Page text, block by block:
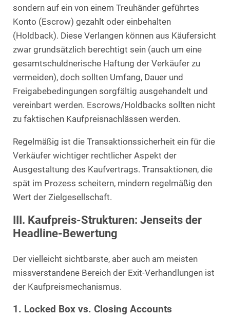
sondern auf ein von einem Treuhänder geführtes
Konto (Escrow) gezahlt oder einbehalten
(Holdback). Diese Verlangen können aus Käufersicht
zwar grundsätzlich berechtigt sein (auch um eine
gesamtschuldnerische Haftung der Verkäufer zu
vermeiden), doch sollten Umfang, Dauer und
Freigabebedingungen sorgfältig ausgehandelt und
vereinbart werden. Escrows/Holdbacks sollten nicht
zu faktischen Kaufpreisnachlässen werden.
Regelmäßig ist die Transaktionssicherheit ein für die
Verkäufer wichtiger rechtlicher Aspekt der
Ausgestaltung des Kaufvertrags. Transaktionen, die
spät im Prozess scheitern, mindern regelmäßig den
Wert der Zielgesellschaft.
III. Kaufpreis-Strukturen: Jenseits der
Headline-Bewertung
Der vielleicht sichtbarste, aber auch am meisten
missverstandene Bereich der Exit-Verhandlungen ist
der Kaufpreismechanismus.
1. Locked Box vs. Closing Accounts